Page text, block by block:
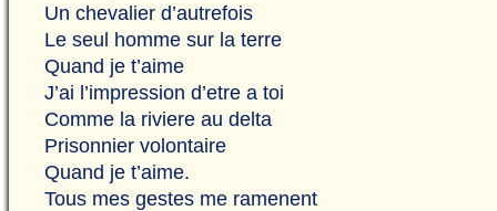
Un chevalier d’autrefois
Le seul homme sur la terre
Quand je t’aime
J’ai l’impression d’etre a toi
Comme la riviere au delta
Prisonnier volontaire
Quand je t’aime.
Tous mes gestes me ramenent